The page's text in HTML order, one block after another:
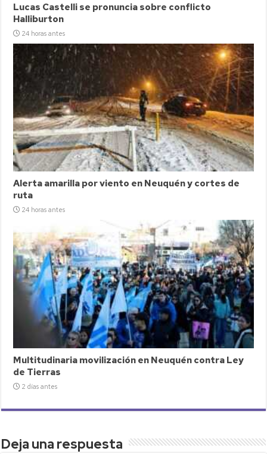
Lucas Castelli se pronuncia sobre conflicto
Halliburton
24 horas antes
Alerta amarilla por viento en Neuquén y cortes de
ruta
24 horas antes
Multitudinaria movilización en Neuquén contra Ley
de Tierras
2 días antes
Deja una respuesta